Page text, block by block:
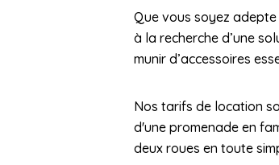
Que vous soyez
à la recherche d’une
munir d’accessoires
Nos tarifs de location
d'une promenade en
deux roues en toute